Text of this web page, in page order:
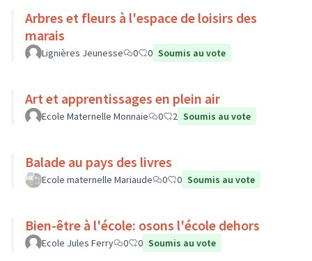
Arbres et fleurs à l'espace de loisirs des
marais
Lignières Jeunesse 0 0 Soumis au vote
Art et apprentissages en plein air
Ecole Maternelle Monnaie 0 2 Soumis au vote
Balade au pays des livres
Ecole maternelle Mariaude 0 0 Soumis au vote
Bien-être à l'école: osons l'école dehors
Ecole Jules Ferry 0 0 Soumis au vote